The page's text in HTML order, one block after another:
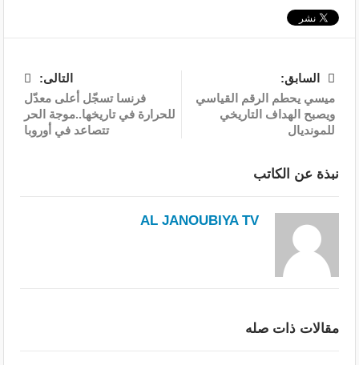
السابق:
ميسي يحطم الرقم القياسي
ويصبح الهداف التاريخي
للمونديال
التالى:
فرنسا تسجّل أعلى معدّل
للحرارة في تاريخها..موجة الحر
تتصاعد في أوروبا
نبذة عن الكاتب
AL JANOUBIYA TV
مقالات ذات صله